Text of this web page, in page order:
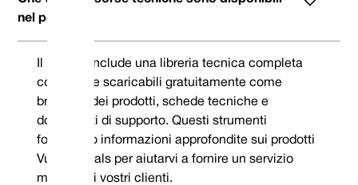
nel portale?
Il portale include una libreria tecnica completa
con risorse scaricabili gratuitamente come
brochure dei prodotti, schede tecniche e
documenti di supporto. Questi strumenti
forniscono informazioni approfondite sui prodotti
Vulcan Seals per aiutarvi a fornire un servizio
migliore ai vostri clienti.